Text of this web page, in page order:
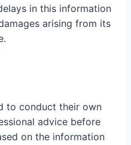
in this information
arising from its
to conduct their own
advice before
on the information